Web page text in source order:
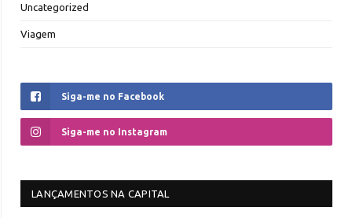
Uncategorized
Viagem
Siga-me no Facebook
Siga-me no Instagram
LANÇAMENTOS NA CAPITAL